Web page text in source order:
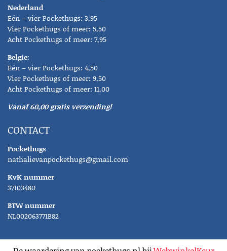
Nederland
Eén – vier Pockethugs: 3,95
Vier Pockethugs of meer: 5,50
Acht Pockethugs of meer: 7,95
Belgie:
Eén – vier Pockethugs: 4,50
Vier Pockethugs of meer: 9,50
Acht Pockethugs of meer: 11,00
Vanaf 60,00 gratis verzending!
CONTACT
Pockethugs
nathalievanpockethugs@gmail.com
KvK nummer
37103480
BTW nummer
NL002063771B82